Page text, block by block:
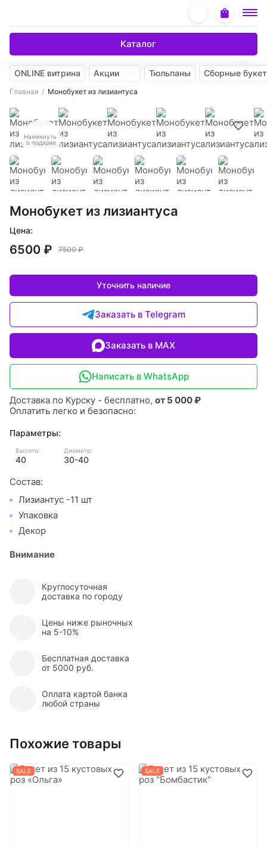
Каталог
ONLINE витрина Акции Тюльпаны Сборные
Главная Монобукет из лизиантуса
Намекнуть
о подарке
Монобукет из лизиантуса
Цена:
6500 ₽ 7500 ₽
Уточнить наличие
Заказать в Telegram
Заказать в MAX
Написать в WhatsApp
Доставка по Курску - бесплатно, от 5 000 ₽
Оплатить легко и безопасно:
Параметры:
Высота:
40
Диаметр:
30-40
Состав:
Лизиантус -11 шт
Упаковка
Декор
Внимание
Круглосуточная
доставка по городу
Цены ниже рыночных
на 5-10%
Бесплатная доставка
от 5000 руб.
Оплата картой банка
любой страны
Похожие товары
SALE SALE